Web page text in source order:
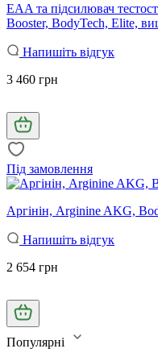
EAA та підсилювач
Booster, BodyTech, Elite,
Напишіть відгук
3 460 грн
Під замовлення
Аргінін, Arginine AKG,
Напишіть відгук
2 654 грн
Популярні